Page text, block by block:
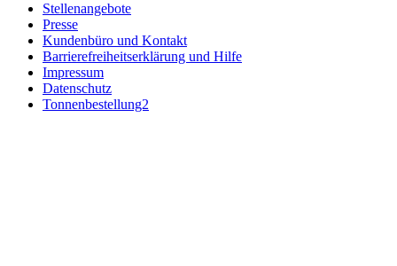
Stellenangebote
Presse
Kundenbüro und Kontakt
Barrierefreiheitserklärung und Hilfe
Impressum
Datenschutz
Tonnenbestellung2